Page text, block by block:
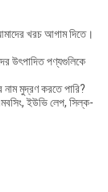
খরচ আগাম দিতে।
উৎপাদিত পণ্যগুলিকে
মুদ্রণ করতে পারি?
ইউভি লেপ, সিল্ক-